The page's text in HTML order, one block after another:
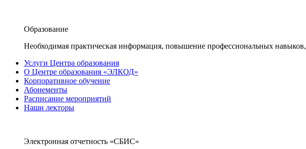
Образование
Необходимая практическая информация, повышение профессиональных
Услуги Центра образования
О Центре образования «ЭЛКОД»
Корпоративное обучение
Абонементы
Расписание мероприятий
Наши лекторы
Электронная отчетность «СБИС»